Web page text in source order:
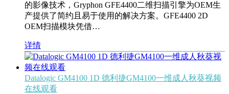
的影像技术，Gryphon GFE4400二维扫描引擎为OEM生
产提供了简约且易于使用的解决方案。GFE4400 2D
OEM扫描模块凭借…
详情
Datalogic GM4100 1D 德利捷GM4100一维成人秋葵视频
在线观看